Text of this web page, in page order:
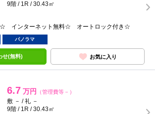
9階 / 1R / 30.43㎡
☆ インターネット無料☆ オートロック付き☆
パノラマ
せ(無料) お気に入り
6.7 万円 （管理費等－）
敷 － / 礼 －
9階 / 1R / 30.43㎡